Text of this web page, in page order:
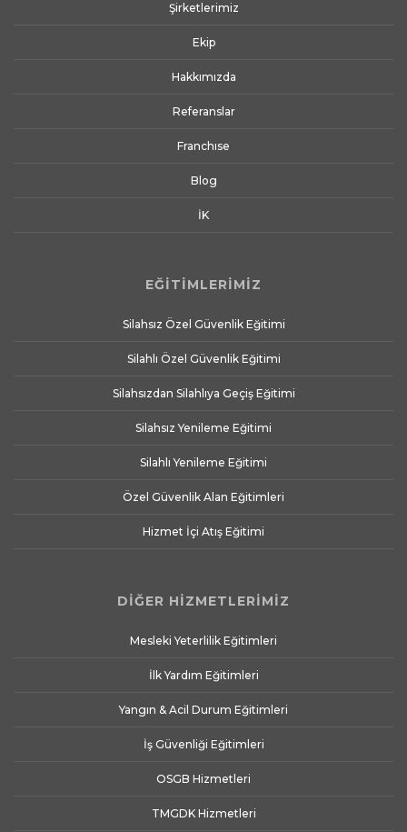
Şirketlerimiz
Ekip
Hakkımızda
Referanslar
Franchıse
Blog
İK
EĞİTİMLERİMİZ
Silahsız Özel Güvenlik Eğitimi
Silahlı Özel Güvenlik Eğitimi
Silahsızdan Silahlıya Geçiş Eğitimi
Silahsız Yenileme Eğitimi
Silahlı Yenileme Eğitimi
Özel Güvenlik Alan Eğitimleri
Hizmet İçi Atış Eğitimi
DİĞER HİZMETLERİMİZ
Mesleki Yeterlilik Eğitimleri
İlk Yardım Eğitimleri
Yangın & Acil Durum Eğitimleri
İş Güvenliği Eğitimleri
OSGB Hizmetleri
TMGDK Hizmetleri